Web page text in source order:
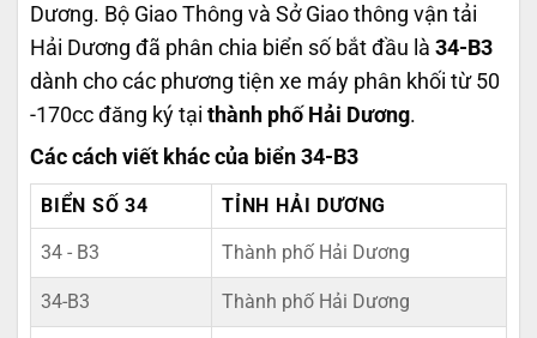
Dương. Bộ Giao Thông và Sở Giao thông vận tải
Hải Dương đã phân chia biển số bắt đầu là 34-B3
dành cho các phương tiện xe máy phân khối từ 50
-170cc đăng ký tại thành phố Hải Dương.
Các cách viết khác của biển 34-B3
BIỂN SỐ 34 TỈNH HẢI DƯƠNG
34 - B3 Thành phố Hải Dương
34-B3 Thành phố Hải Dương